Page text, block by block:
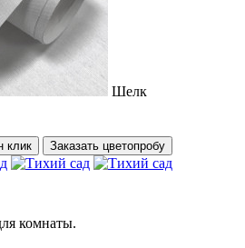
Шелк
клик Заказать цветопробу
комнаты.